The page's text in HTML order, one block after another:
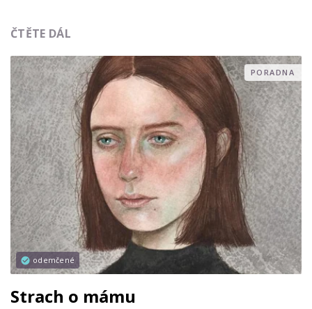
ČTĚTE DÁL
odemčené
PORADNA
Strach o mámu